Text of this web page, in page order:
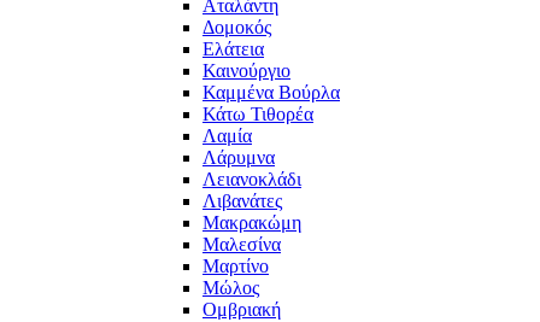
Αταλάντη
Δομοκός
Ελάτεια
Καινούργιο
Καμμένα Βούρλα
Κάτω Τιθορέα
Λαμία
Λάρυμνα
Λειανοκλάδι
Λιβανάτες
Μακρακώμη
Μαλεσίνα
Μαρτίνο
Μώλος
Ομβριακή